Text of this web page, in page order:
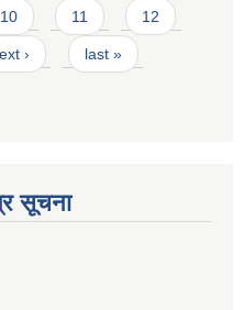
10 11 12
› last »
सूचना